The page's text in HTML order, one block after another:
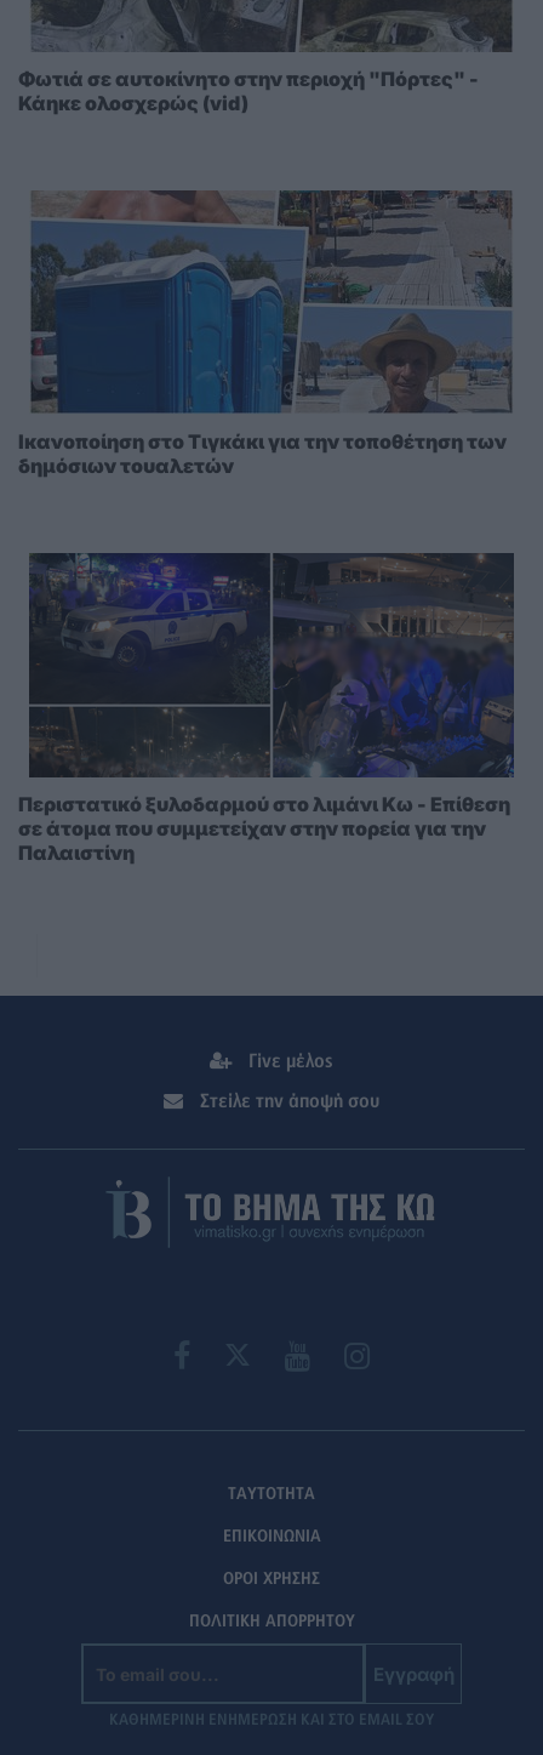
Φωτιά σε αυτοκίνητο στην περιοχή "Πόρτες" -
Κάηκε ολοσχερώς (vid)
Ικανοποίηση στο Τιγκάκι για την τοποθέτηση των
δημόσιων τουαλετών
Περιστατικό ξυλοδαρμού στο λιμάνι Κω - Επίθεση
σε άτομα που συμμετείχαν στην πορεία για την
Παλαιστίνη
Γίνε μέλος
Στείλε την άποψή σου
ΤΑΥΤΟΤΗΤΑ
ΕΠΙΚΟΙΝΩΝΙΑ
ΟΡΟΙ ΧΡΗΣΗΣ
ΠΟΛΙΤΙΚΗ ΑΠΟΡΡΗΤΟΥ
Εγγραφή
ΚΑΘΗΜΕΡΙΝΗ ΕΝΗΜΕΡΩΣΗ ΚΑΙ ΣΤΟ EMAIL ΣΟΥ